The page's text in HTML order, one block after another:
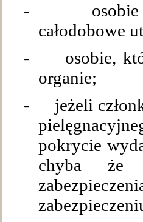
-
całodobowe
-
osobie,
organie;
-
jeżeli
pokrycie
chyba że